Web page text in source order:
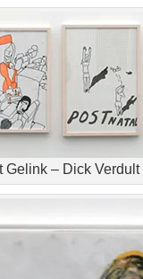
Gelink – Dick Verdult